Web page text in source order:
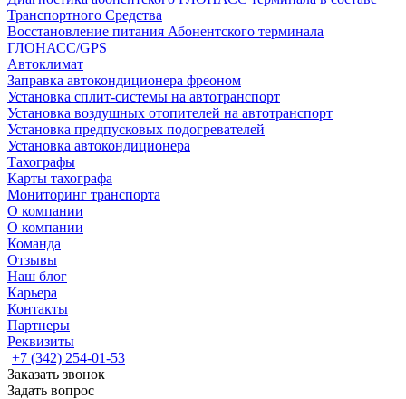
Транспортного Средства
Восстановление питания Абонентского терминала
ГЛОНАСС/GPS
Автоклимат
Заправка автокондиционера фреоном
Установка сплит-системы на автотранспорт
Установка воздушных отопителей на автотранспорт
Установка предпусковых подогревателей
Установка автокондиционера
Тахографы
Карты тахографа
Мониторинг транспорта
О компании
О компании
Команда
Отзывы
Наш блог
Карьера
Контакты
Партнеры
Реквизиты
+7 (342) 254-01-53
Заказать звонок
Задать вопрос